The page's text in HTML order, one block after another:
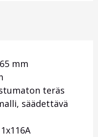
mm
teräs
säädettävä